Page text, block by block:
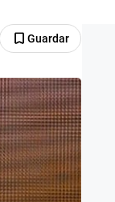
Guardar